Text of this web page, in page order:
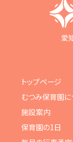
愛
トップページ
むつみ保育園に
施設案内
保育園の1日